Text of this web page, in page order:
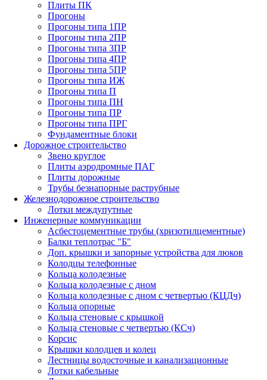
Плиты ПК
Прогоны
Прогоны типа 1ПР
Прогоны типа 2ПР
Прогоны типа 3ПР
Прогоны типа 4ПР
Прогоны типа 5ПР
Прогоны типа ИЖ
Прогоны типа П
Прогоны типа ПН
Прогоны типа ПР
Прогоны типа ПРГ
Фундаментные блоки
Дорожное строительство
Звено круглое
Плиты аэродромные ПАГ
Плиты дорожные
Трубы безнапорные раструбные
Железнодорожное строительство
Лотки междупутные
Инженерные коммуникации
Асбестоцементные трубы (хризотилцементные)
Балки теплотрас "Б"
Доп. крышки и запорные устройства для люков
Колодцы телефонные
Кольца колодезные
Кольца колодезные с дном
Кольца колодезные с дном с четвертью (КЦДч)
Кольца опорные
Кольца стеновые с крышкой
Кольца стеновые с четвертью (КСч)
Корсис
Крышки колодцев и колец
Лестницы водосточные и канализационные
Лотки кабельные